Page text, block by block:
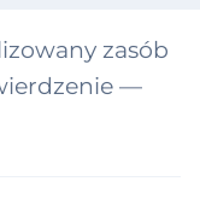
zasób
—